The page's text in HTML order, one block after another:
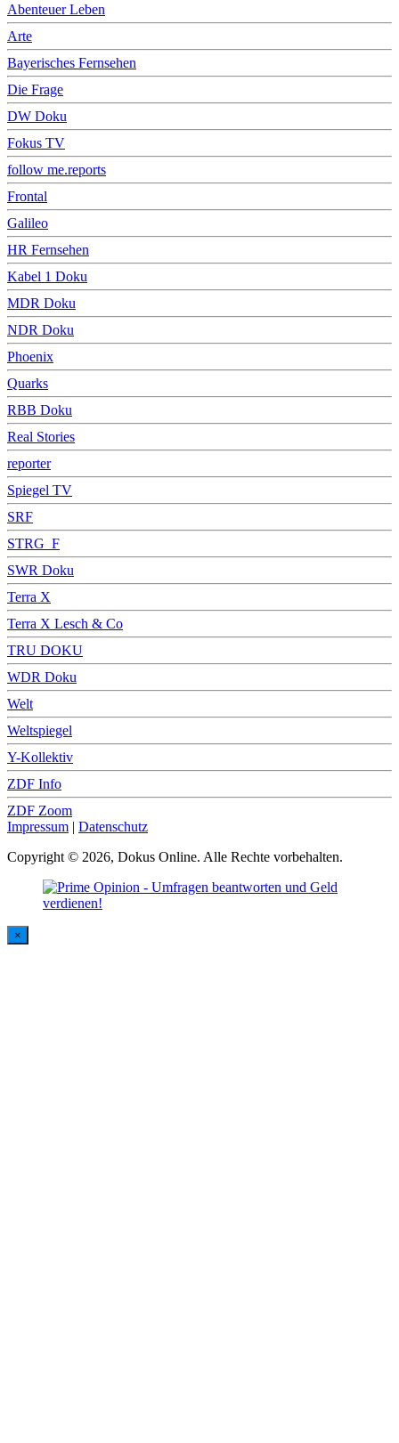
Abenteuer Leben
Arte
Bayerisches Fernsehen
Die Frage
DW Doku
Fokus TV
follow me.reports
Frontal
Galileo
HR Fernsehen
Kabel 1 Doku
MDR Doku
NDR Doku
Phoenix
Quarks
RBB Doku
Real Stories
reporter
Spiegel TV
SRF
STRG_F
SWR Doku
Terra X
Terra X Lesch & Co
TRU DOKU
WDR Doku
Welt
Weltspiegel
Y-Kollektiv
ZDF Info
ZDF Zoom
Impressum | Datenschutz
Copyright © 2026, Dokus Online. Alle Rechte vorbehalten.
×